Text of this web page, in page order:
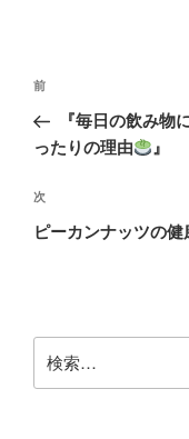
投
ナ
ゲ
ー
前
の
前
『毎日の飲み物
ったりの理由
』
次
の
次
ピーカンナッツの健
索: